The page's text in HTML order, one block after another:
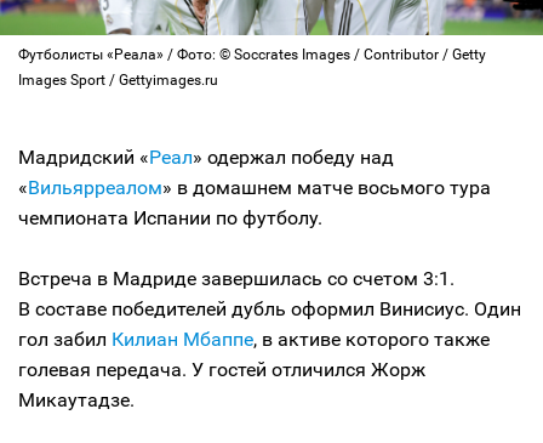
Футболисты «Реала» / Фото: © Soccrates Images / Contributor / Getty
Images Sport / Gettyimages.ru
Мадридский «Реал» одержал победу над
«Вильярреалом» в домашнем матче восьмого тура
чемпионата Испании по футболу.
Встреча в Мадриде завершилась со счетом 3:1.
В составе победителей дубль оформил Винисиус. Один
гол забил Килиан Мбаппе, в активе которого также
голевая передача. У гостей отличился Жорж
Микаутадзе.